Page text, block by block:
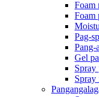
Foam
Foam
Pag-
Pang-
Gel
Spray
Spray